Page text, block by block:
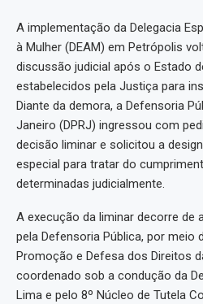
A implementação da Delegacia
à Mulher (DEAM) em Petrópolis
discussão judicial após o Estado
estabelecidos pela Justiça para
Diante da demora, a Defensoria
Janeiro (DPRJ) ingressou com
decisão liminar e solicitou a
especial para tratar do
determinadas judicialmente.
A execução da liminar decorre de
pela Defensoria Pública, por meio
Promoção e Defesa dos Direitos
coordenado sob a condução da
Lima e pelo 8º Núcleo de Tutela